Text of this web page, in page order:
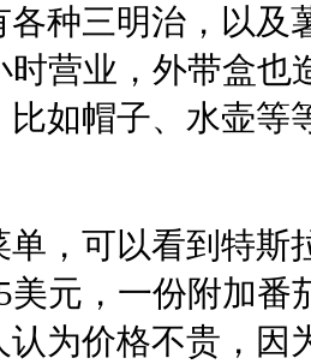
各种三明治，以及
时营业，外带盒
比如帽子、水壶等
，可以看到特斯
美元，一份附加
认为价格不贵，因